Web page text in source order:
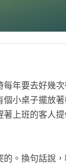
年要去好幾
小桌子擺放
上班的客人
。換句話說